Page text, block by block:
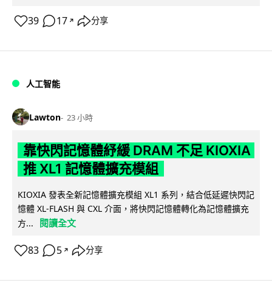
39 17 ↗ 分享
人工智能
Lawton 23 小時
靠快閃記憶體紓緩 DRAM 不足 KIOXIA
推 XL1 記憶體擴充模組
KIOXIA 發表全新記憶體擴充模組 XL1 系列，結合低延遲快閃記
憶體 XL-FLASH 與 CXL 介面，將快閃記憶體轉化為記憶體擴充
方...
閱讀全文
83 5 ↗ 分享